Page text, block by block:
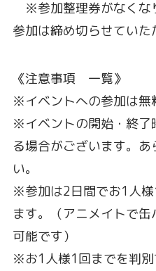
※参加整理券がなくな
参加は締め切らせていた
《注意事項 一覧》
※イベントへの参加は無
※イベントの開始・終了
る場合がございます。
い。
※参加は2日間でお1人
ます。（アニメイトで
可能です）
※お1人様1回までを判